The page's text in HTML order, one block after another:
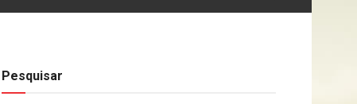
Pesquisar